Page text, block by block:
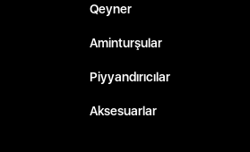
Qeyner
Aminturşular
Piyyandırıcılar
Aksesuarlar